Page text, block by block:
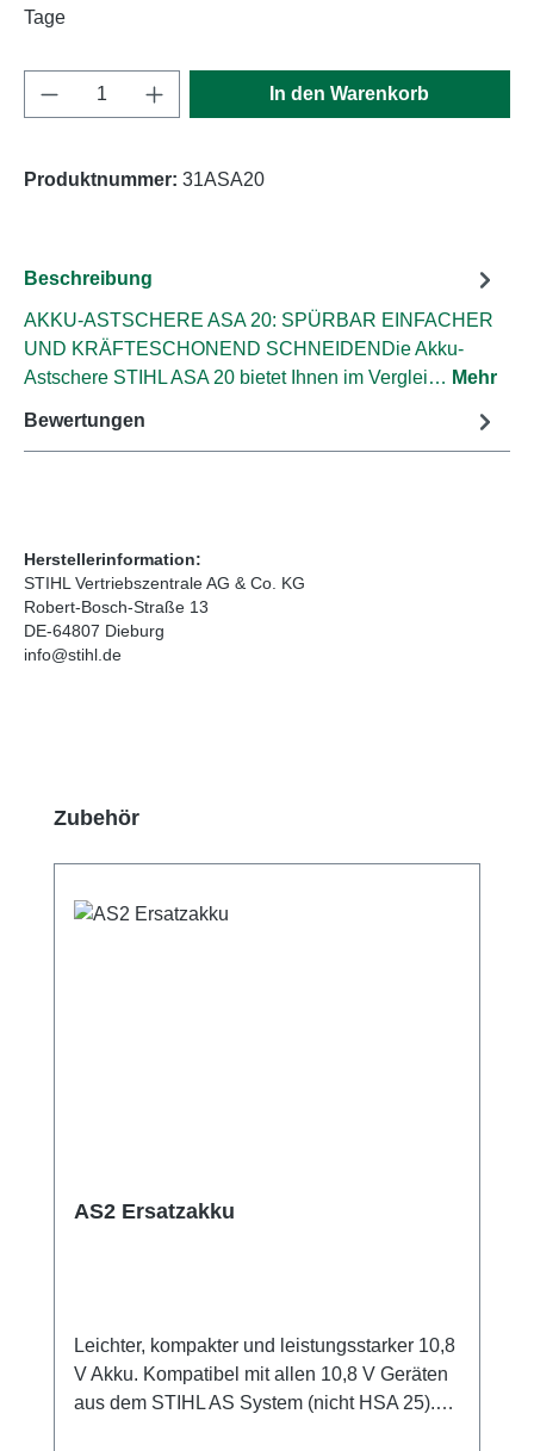
Tage
Produkt Anzahl: Gib den gewünschten
In den Warenkorb
Produktnummer: 31ASA20
Beschreibung
AKKU-ASTSCHERE ASA 20: SPÜRBAR EINFACHER
UND KRÄFTESCHONEND SCHNEIDENDie Akku-
Astschere STIHL ASA 20 bietet Ihnen im Verglei… Mehr
Bewertungen
Herstellerinformation:
STIHL Vertriebszentrale AG & Co. KG
Robert-Bosch-Straße 13
DE-64807 Dieburg
info@stihl.de
Produktgalerie überspringen
Zubehör
AS2 Ersatzakku
Leichter, kompakter und leistungsstarker 10,8
V Akku. Kompatibel mit allen 10,8 V Geräten
aus dem STIHL AS System (nicht HSA 25).